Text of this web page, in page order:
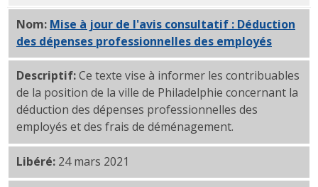
Nom: Mise à jour de l'avis consultatif : Déduction
des dépenses professionnelles des employésPDF
Descriptif:Ce texte vise à informer les contribuables
de la position de la ville de Philadelphie concernant la
déduction des dépenses professionnelles des
employés et des frais de déménagement.
Libéré: 24 mars 2021